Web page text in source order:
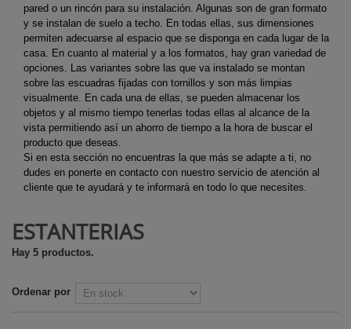
pared o un rincón para su instalación. Algunas son de gran formato
y se instalan de suelo a techo. En todas ellas, sus dimensiones
permiten adecuarse al espacio que se disponga en cada lugar de la
casa. En cuanto al material y a los formatos, hay gran variedad de
opciones. Las variantes sobre las que va instalado se montan
sobre las escuadras fijadas con tornillos y son más limpias
visualmente. En cada una de ellas, se pueden almacenar los
objetos y al mismo tiempo tenerlas todas ellas al alcance de la
vista permitiendo así un ahorro de tiempo a la hora de buscar el
producto que deseas.
Si en esta sección no encuentras la que más se adapte a ti, no
dudes en ponerte en contacto con nuestro servicio de atención al
cliente que te ayudará y te informará en todo lo que necesites.
ESTANTERIAS
Hay 5 productos.
Ordenar por